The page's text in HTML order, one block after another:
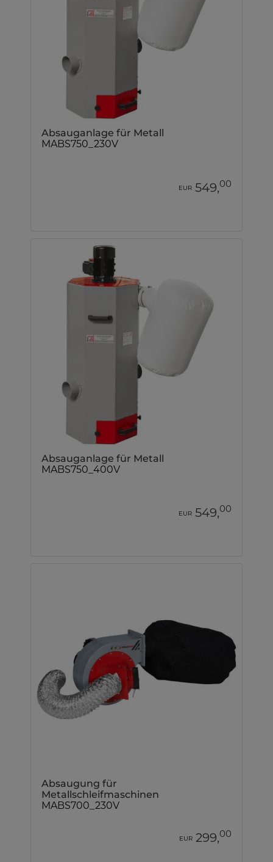
Absauganlage für Metall
MABS750_230V
EUR 549,00
Absauganlage für Metall
MABS750_400V
EUR 549,00
Absaugung für
Metallschleifmaschinen
MABS700_230V
EUR 299,00